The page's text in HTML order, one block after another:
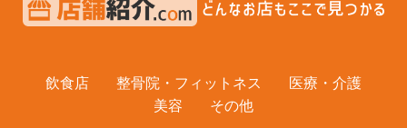
飲食店 整骨院・フィットネス
医療・介護
美容
その他